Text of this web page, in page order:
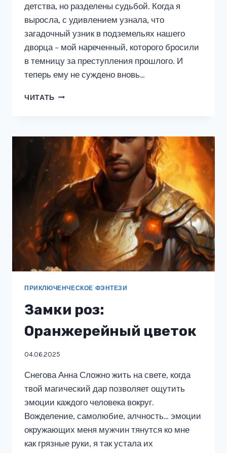
детства, но разделены судьбой. Когда я
выросла, с удивлением узнала, что
загадочный узник в подземельях нашего
дворца – мой нареченный, которого бросили
в темницу за преступления прошлого. И
теперь ему не суждено вновь…
ЧИТАТЬ (НЕ)
ПРИКЛЮЧЕНЧЕСКОЕ ФЭНТЕЗИ
Замки роз:
Оранжерейный цветок
04.06.2025
Снегова Анна Сложно жить на свете, когда
твой магический дар позволяет ощутить
эмоции каждого человека вокруг.
Вожделение, самолюбие, алчность… эмоции
окружающих меня мужчин тянутся ко мне
как грязные руки, я так устала их